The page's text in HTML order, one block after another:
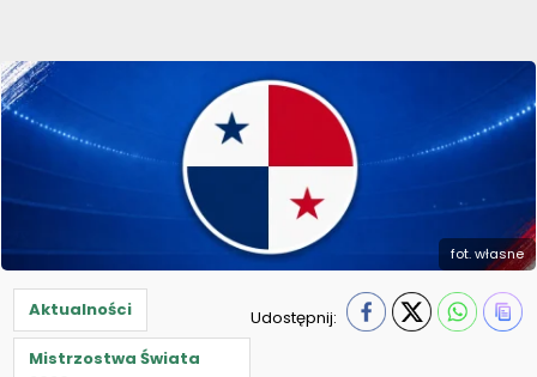
fot. własne
Aktualności
Mistrzostwa Świata
Udostępnij: